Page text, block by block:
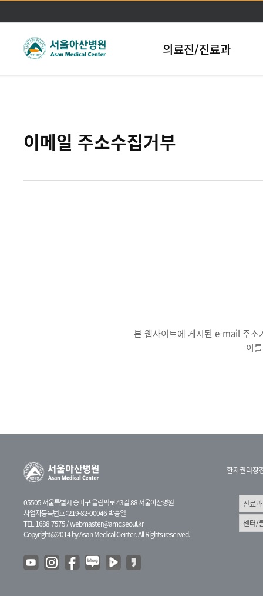
본문바로가기
의료진/진료과
이메일 주소수집거부
본 웹사이트에 게시된 e-mail 주소
이
05505 서울특별시 송파구 올림픽로 43길 88 서울아산병원
사업자등록번호 : 219-82-00046 박승일
TEL 1688-7575 /webmaster@amc.seoul.kr
Copyright@2014 by Asan Medical Center. All Rights reserved.
환자권리장